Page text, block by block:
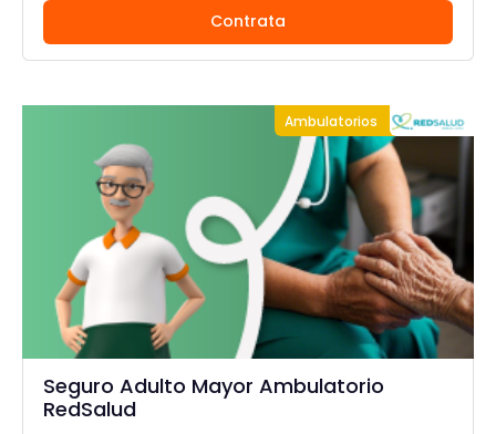
Contrata
Ambulatorios
Seguro Adulto Mayor Ambulatorio
RedSalud